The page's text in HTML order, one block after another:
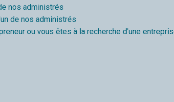
nos administrés
de nos administrés
ou vous êtes à la recherche d'une